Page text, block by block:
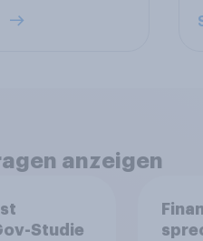
anzeigen
Studie